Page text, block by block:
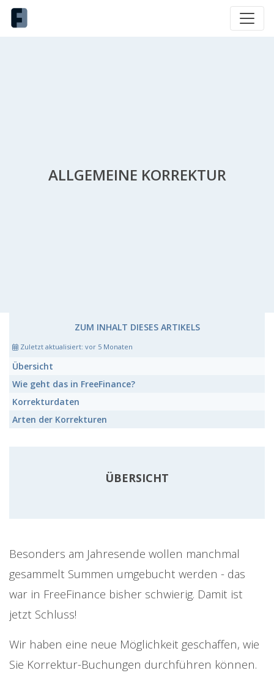
ALLGEMEINE KORREKTUR
ZUM INHALT DIESES ARTIKELS
Zuletzt aktualisiert: vor 5 Monaten
Übersicht
Wie geht das in FreeFinance?
Korrekturdaten
Arten der Korrekturen
ÜBERSICHT
Besonders am Jahresende wollen manchmal
gesammelt Summen umgebucht werden - das
war in FreeFinance bisher schwierig. Damit ist
jetzt Schluss!
Wir haben eine neue Möglichkeit geschaffen, wie
Sie Korrektur-Buchungen durchführen können.